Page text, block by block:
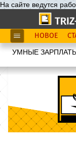
На сайте ведутся
НОВОЕ
УМНЫЕ